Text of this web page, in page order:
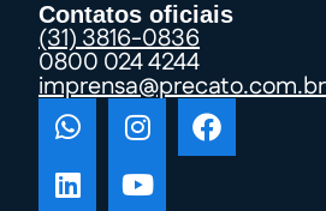
Contatos oficiais
(31) 3816-0836
0800 024 4244
imprensa@precato.com.br